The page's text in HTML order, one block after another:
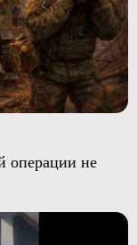
операции не